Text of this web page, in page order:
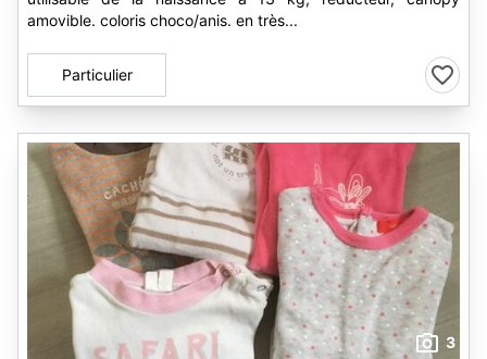
amovible. coloris choco/anis. en très...
Particulier
3